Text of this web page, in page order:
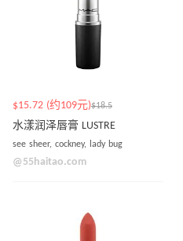
$15.72 (约109元)$18.5
水漾润泽唇膏 LUSTRE
see sheer, cockney, lady bug
@55haitao.com